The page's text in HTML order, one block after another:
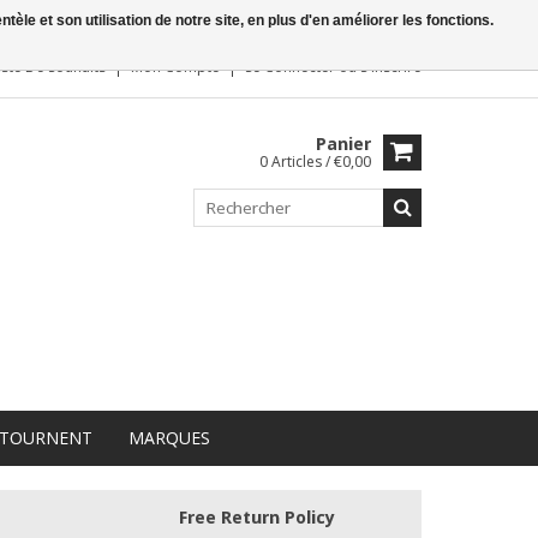
De Souhaits Mon Compte Se ConnecterouS'inscrire
Panier
0 Articles / €0,00
MARQUES
Free Return Policy
et son utilisation de notre site, en plus d'en améliorer les fonctions.